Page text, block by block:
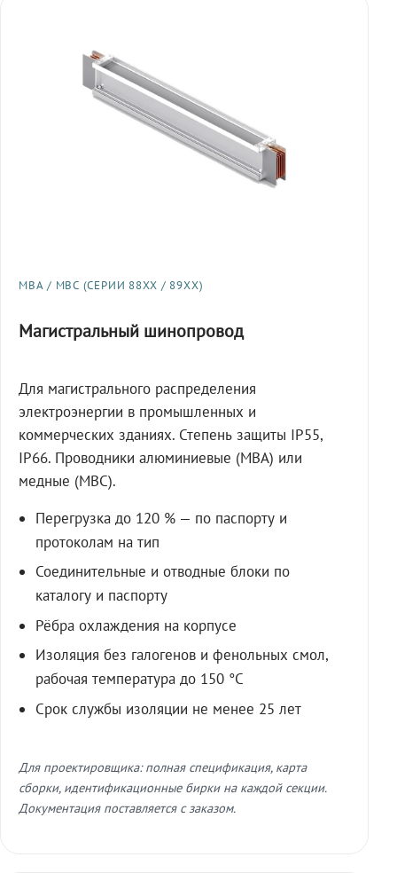
МВА / МВС (СЕРИИ 88XX / 89XX)
Магистральный шинопровод
Для магистрального распределения
электроэнергии в промышленных и
коммерческих зданиях. Степень защиты IP55,
IP66. Проводники алюминиевые (МВА) или
медные (МВС).
Перегрузка до 120 % — по паспорту и
протоколам на тип
Соединительные и отводные блоки по
каталогу и паспорту
Рёбра охлаждения на корпусе
Изоляция без галогенов и фенольных смол,
рабочая температура до 150 °C
Срок службы изоляции не менее 25 лет
Для проектировщика: полная спецификация, карта
сборки, идентификационные бирки на каждой секции.
Документация поставляется с заказом.